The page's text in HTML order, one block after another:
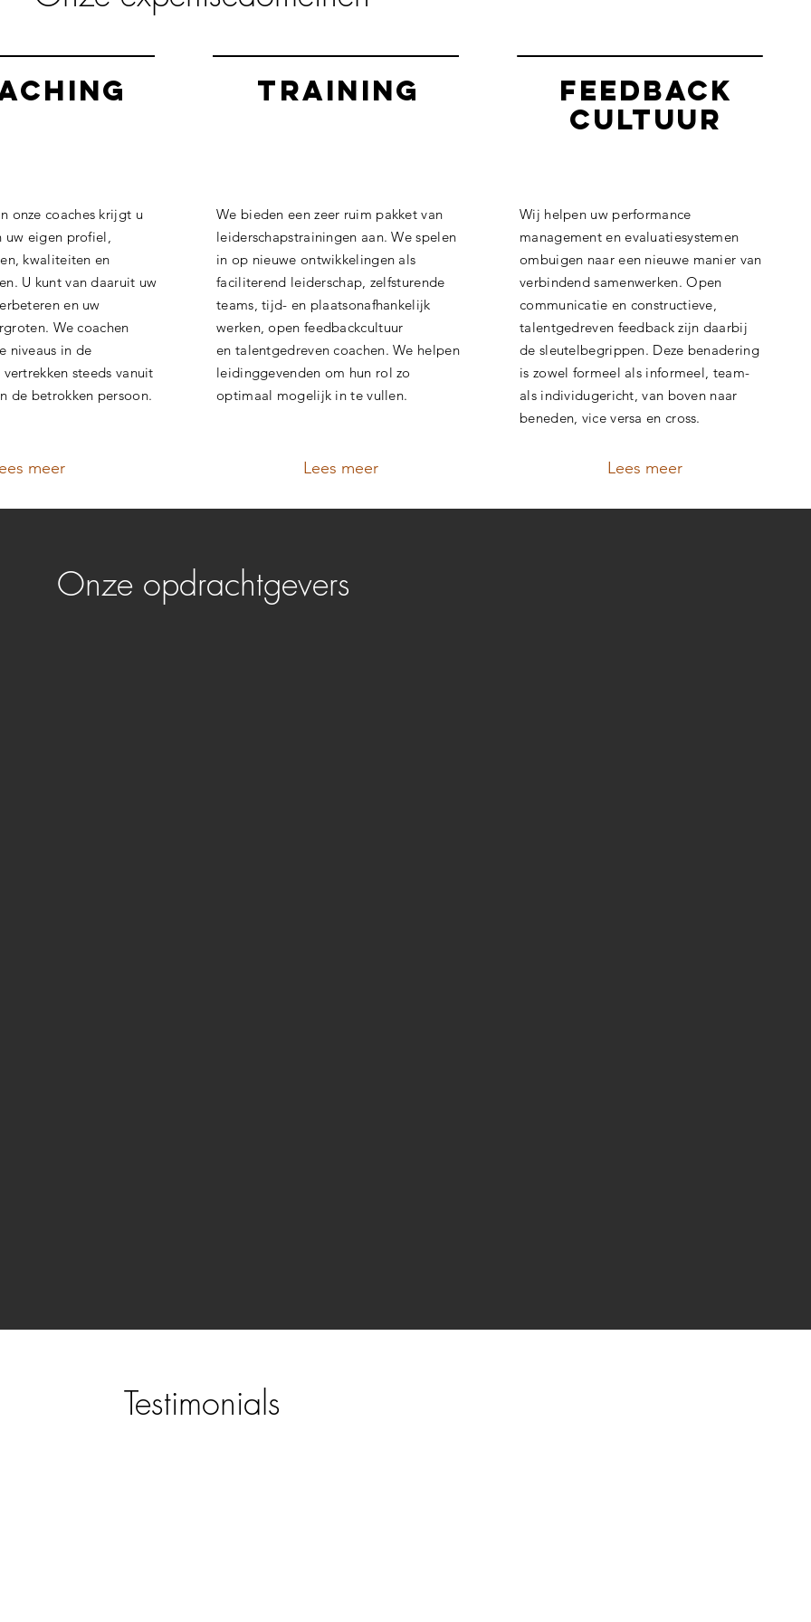
onze coaches krijgt u
uw eigen profiel,
kwaliteiten en
U kunt van daaruit uw
en uw
We coachen
niveaus in de
steeds vanuit
de betrokken persoon.
meer
Training
We bieden een zeer ruim pakket van
leiderschapstrainingen aan. We spelen
in op nieuwe ontwikkelingen als
faciliterend leiderschap, zelfsturende
teams, tijd- en plaatsonafhankelijk
werken, open feedbackcultuur
en talentgedreven coachen. We helpen
leidinggevenden om hun rol zo
optimaal mogelijk in te vullen.
Lees meer
feedback
cultuur
Wij helpen uw performance
management en evaluatiesystemen
ombuigen naar een nieuwe manier van
verbindend samenwerken. Open
communicatie en constructieve,
talentgedreven feedback zijn daarbij
de sleutelbegrippen. Deze benadering
is zowel formeel als informeel, team-
als individugericht, van boven naar
beneden, vice versa en cross.
Lees meer
Onze opdrachtgevers
Testimonials